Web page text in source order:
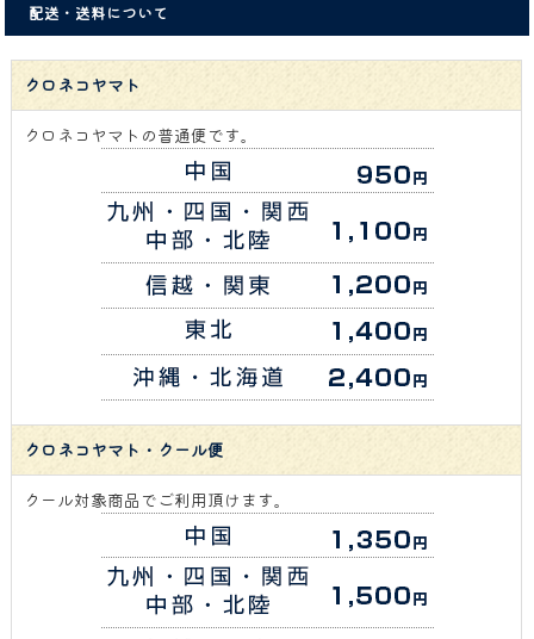
配送・送料について
クロネコヤマト
クロネコヤマトの普通便です。
クロネコヤマト・クール便
クール対象商品でご利用頂けます。